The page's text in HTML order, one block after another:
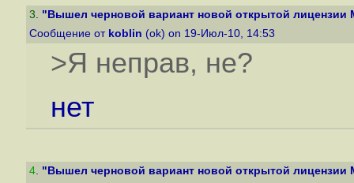
3. "Вышел черновой вариант новой открытой лицензии
Сообщение от koblin (ok) on 19-Июл-10, 14:53
>Я неправ, не?
нет
4. "Вышел черновой вариант новой открытой лицензии